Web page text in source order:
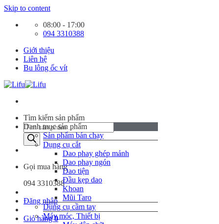
Skip to content
08:00 - 17:00
094 3310388
Giới thiệu
Liên hệ
Bu lông ốc vít
Tìm kiếm sản phẩm
Gọi mua hàng
094 3310388
Đăng nhập
Giỏ hàng0
Danh mục sản phẩm
Sản phẩm bán chạy
Dụng cụ cắt
Dao phay ghép mảnh
Dao phay ngón
Dao tiện
Đầu kẹp dao
Khoan
Mũi Taro
Dụng cụ cầm tay
Máy móc, Thiết bị